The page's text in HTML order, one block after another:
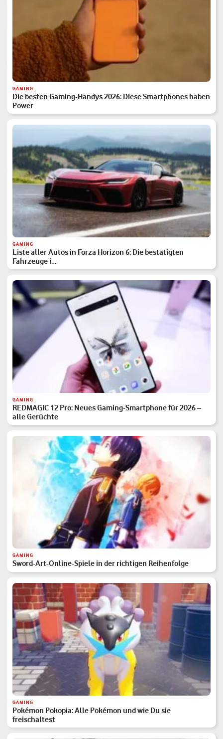
GAMING
Die besten Gaming-Handys 2026: Diese Smartphones haben
Power
GAMING
Liste aller Autos in Forza Horizon 6: Die bestätigten
Fahrzeuge i…
GAMING
REDMAGIC 12 Pro: Neues Gaming-Smartphone für 2026 –
alle Gerüchte
GAMING
Sword-Art-Online-Spiele in der richtigen Reihenfolge
GAMING
Pokémon Pokopia: Alle Pokémon und wie Du sie
freischaltest